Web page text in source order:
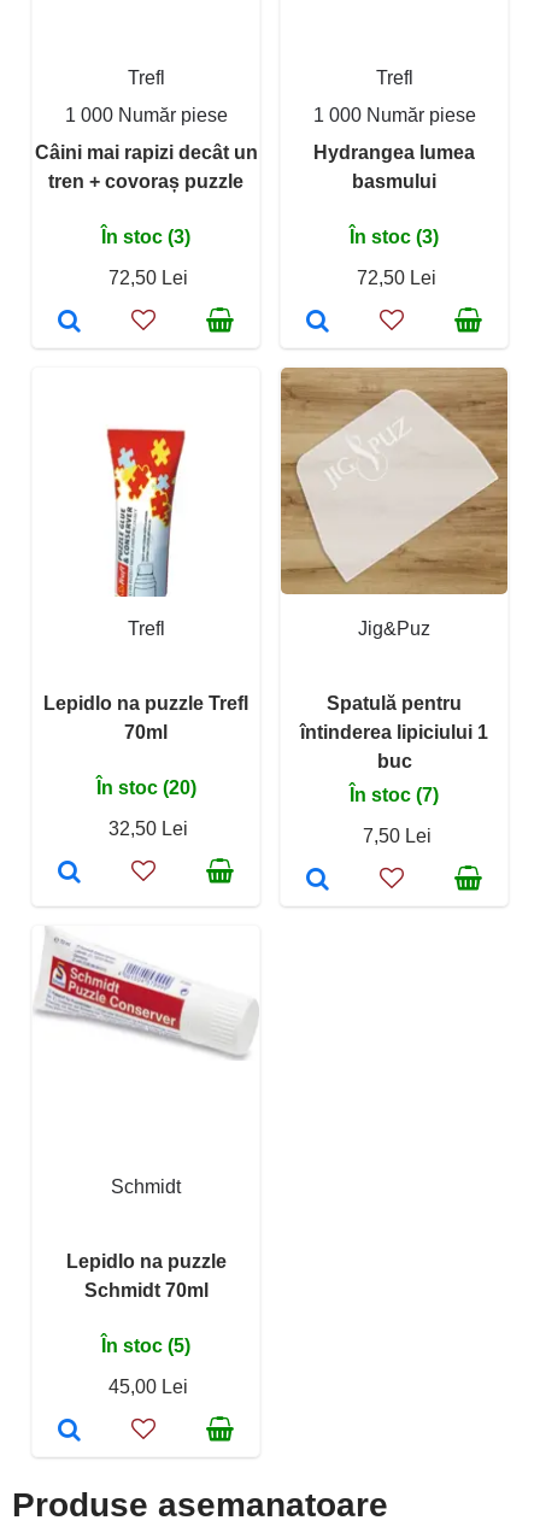
Trefl
1 000 Număr piese
Câini mai rapizi decât un
tren + covoraș puzzle
În stoc (3)
72,50 Lei
Trefl
1 000 Număr piese
Hydrangea lumea
basmului
În stoc (3)
72,50 Lei
Trefl
Lepidlo na puzzle Trefl
70ml
În stoc (20)
32,50 Lei
Jig&Puz
Spatulă pentru
întinderea lipiciului 1
buc
În stoc (7)
7,50 Lei
Schmidt
Lepidlo na puzzle
Schmidt 70ml
În stoc (5)
45,00 Lei
Produse asemanatoare